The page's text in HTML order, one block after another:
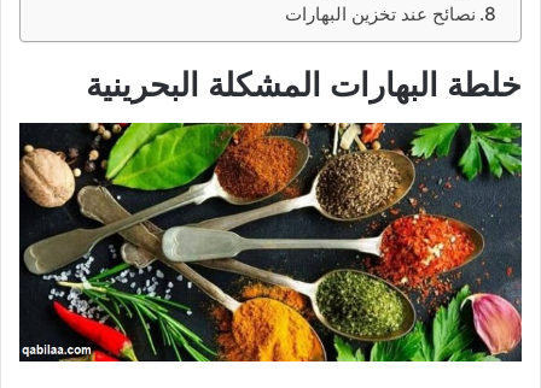
نصائح عند تخزين البهارات
خلطة البهارات المشكلة البحرينية